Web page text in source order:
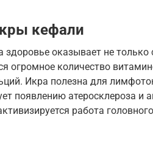
кефали
здоровье оказывает не
огромное количество
Икра полезна для
появлению атеросклероза и
работа